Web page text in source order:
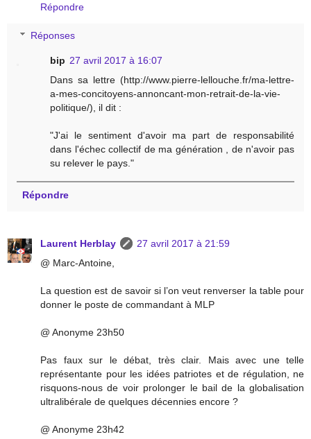
Répondre
Réponses
bip 27 avril 2017 à 16:07
Dans sa lettre (http://www.pierre-lellouche.fr/ma-lettre-
a-mes-concitoyens-annoncant-mon-retrait-de-la-vie-
politique/), il dit :
"J'ai le sentiment d'avoir ma part de responsabilité
dans l'échec collectif de ma génération , de n'avoir pas
su relever le pays."
Répondre
Laurent Herblay
27 avril 2017 à 21:59
@ Marc-Antoine,
La question est de savoir si l’on veut renverser la table pour
donner le poste de commandant à MLP
@ Anonyme 23h50
Pas faux sur le débat, très clair. Mais avec une telle
représentante pour les idées patriotes et de régulation, ne
risquons-nous de voir prolonger le bail de la globalisation
ultralibérale de quelques décennies encore ?
@ Anonyme 23h42